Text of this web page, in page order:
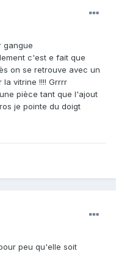
gangue
c'est e fait que
on se retrouve avec un
vitrine !!!! Grrrr
pièce tant que l'ajout
je pointe du doigt
peu qu'elle soit